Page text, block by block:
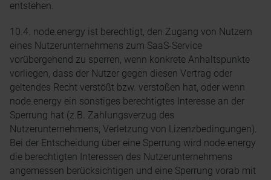
entstehen.
10.4. node.energy ist berechtigt, den Zugang von Nutzern
eines Nutzerunternehmens zum SaaS-Service
vorübergehend zu sperren, wenn konkrete Anhaltspunkte
vorliegen, dass der Nutzer gegen diesen Vertrag oder
geltendes Recht verstößt bzw. verstoßen hat, oder wenn
node.energy ein sonstiges berechtigtes Interesse an der
Sperrung hat (z.B. Zahlungsverzug des
Nutzerunternehmens, Verletzung von Lizenzbedingungen).
Bei der Entscheidung über eine Sperrung wird node.energy
die berechtigten Interessen des Nutzerunternehmens
angemessen berücksichtigen und eine Sperrung vorab mit